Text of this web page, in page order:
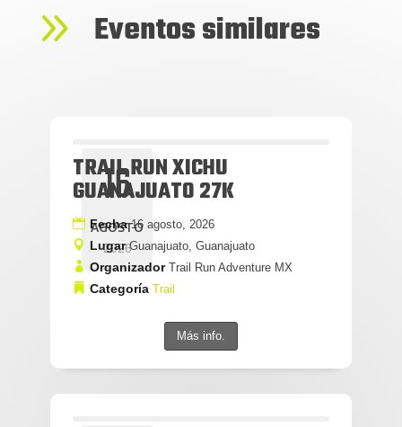
9 Eventos similares
16
AGOSTO
2026
TRAIL RUN XICHU
GUANAJUATO 27K
Fecha16 agosto, 2026
LugarGuanajuato, Guanajuato
Organizador Trail Run Adventure MX
Categoría Trail
Más info.